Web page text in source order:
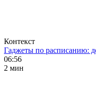
Контекст
Гаджеты по расписанию:
06:56
2 мин